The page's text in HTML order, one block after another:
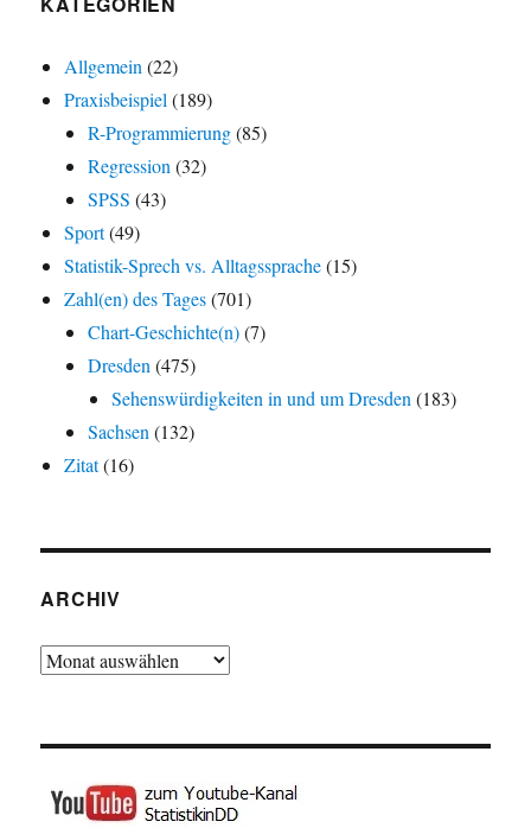
Allgemein(22)
Praxisbeispiel(189)
R-Programmierung(85)
Regression(32)
SPSS (43)
Sport(49)
Statistik-Sprech vs. Alltagssprache(15)
Zahl(en) des Tages(701)
Chart-Geschichte(n)(7)
Dresden(475)
Sehenswürdigkeiten in und um Dresden(183)
Sachsen(132)
Zitat(16)
ARCHIV
Archiv